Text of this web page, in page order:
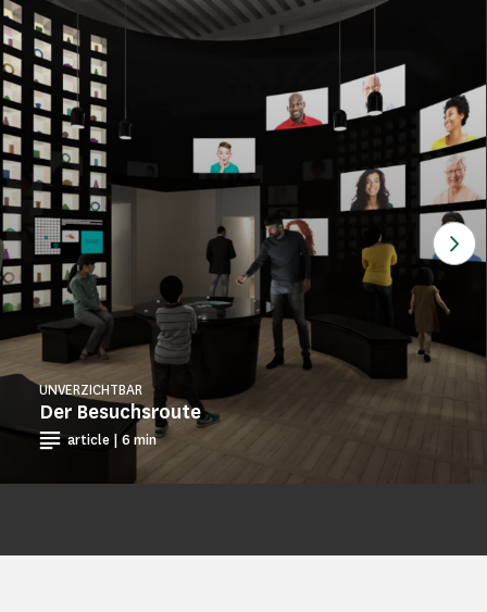
Der Besuchsroute
UNVERZICHTBAR
article | 6 min